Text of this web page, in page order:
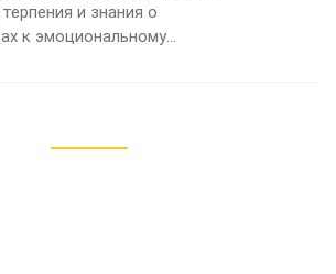
и знания о
к эмоциональному
методы, такие как
чувства. Это также
выражать свои эмоции и